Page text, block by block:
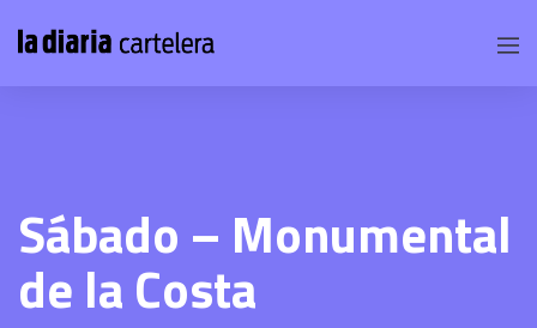
Sábado – Monumental
de la Costa